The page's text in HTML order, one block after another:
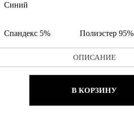
Синий
Cпандекс 5% Полиэстер 95%
ОПИСАНИЕ
В КОРЗИНУ